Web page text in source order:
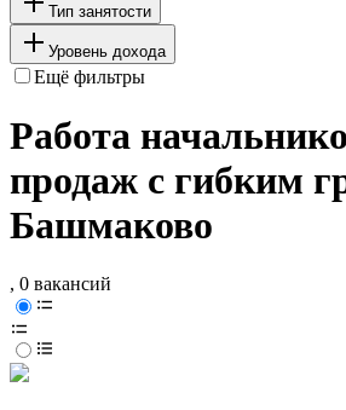
Тип занятости
Уровень дохода
Ещё фильтры
Работа
продаж с гибким
Башмаково
, 0 вакансий